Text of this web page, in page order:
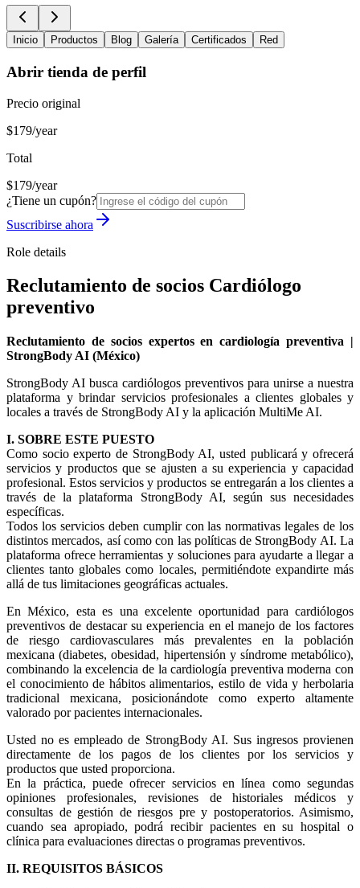
Inicio Productos Blog Galería Certificados Red
Abrir tienda de perfil
Precio original
$179/year
Total
$179/year
¿Tiene un cupón?
Suscribirse ahora
Role details
Reclutamiento de socios Cardiólogo
preventivo
Reclutamiento de socios expertos en cardiología preventiva |
StrongBody AI (México)
StrongBody AI busca cardiólogos preventivos para unirse a nuestra
plataforma y brindar servicios profesionales a clientes globales y
locales a través de StrongBody AI y la aplicación MultiMe AI.
I. SOBRE ESTE PUESTO
Como socio experto de StrongBody AI, usted publicará y ofrecerá
servicios y productos que se ajusten a su experiencia y capacidad
profesional. Estos servicios y productos se entregarán a los clientes a
través de la plataforma StrongBody AI, según sus necesidades
específicas.
Todos los servicios deben cumplir con las normativas legales de los
distintos mercados, así como con las políticas de StrongBody AI. La
plataforma ofrece herramientas y soluciones para ayudarte a llegar a
clientes tanto globales como locales, permitiéndote expandirte más
allá de tus limitaciones geográficas actuales.
En México, esta es una excelente oportunidad para cardiólogos
preventivos de destacar su experiencia en el manejo de los factores
de riesgo cardiovasculares más prevalentes en la población
mexicana (diabetes, obesidad, hipertensión y síndrome metabólico),
combinando la excelencia de la cardiología preventiva moderna con
el conocimiento de hábitos alimentarios, estilo de vida y herbolaria
tradicional mexicana, posicionándote como experto altamente
valorado por pacientes internacionales.
Usted no es empleado de StrongBody AI. Sus ingresos provienen
directamente de los pagos de los clientes por los servicios y
productos que usted proporciona.
En la práctica, puede ofrecer servicios en línea como segundas
opiniones profesionales, revisiones de historiales médicos y
consultas de gestión de riesgos pre y postoperatorios. Asimismo,
cuando sea apropiado, podrá recibir pacientes en su hospital o
clínica para evaluaciones directas o programas preventivos.
II. REQUISITOS BÁSICOS